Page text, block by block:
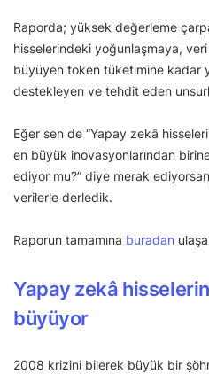
Raporda; yüksek değerleme
hisselerindeki yoğunlaşmaya, veri
büyüyen token tüketimine kadar
destekleyen ve tehdit eden
Eğer sen de “Yapay zekâ
en büyük inovasyonlarından
ediyor mu?” diye merak
verilerle derledik.
Raporun tamamına buradan
Yapay zekâ
büyüyor
2008 krizini bilerek büyük bir